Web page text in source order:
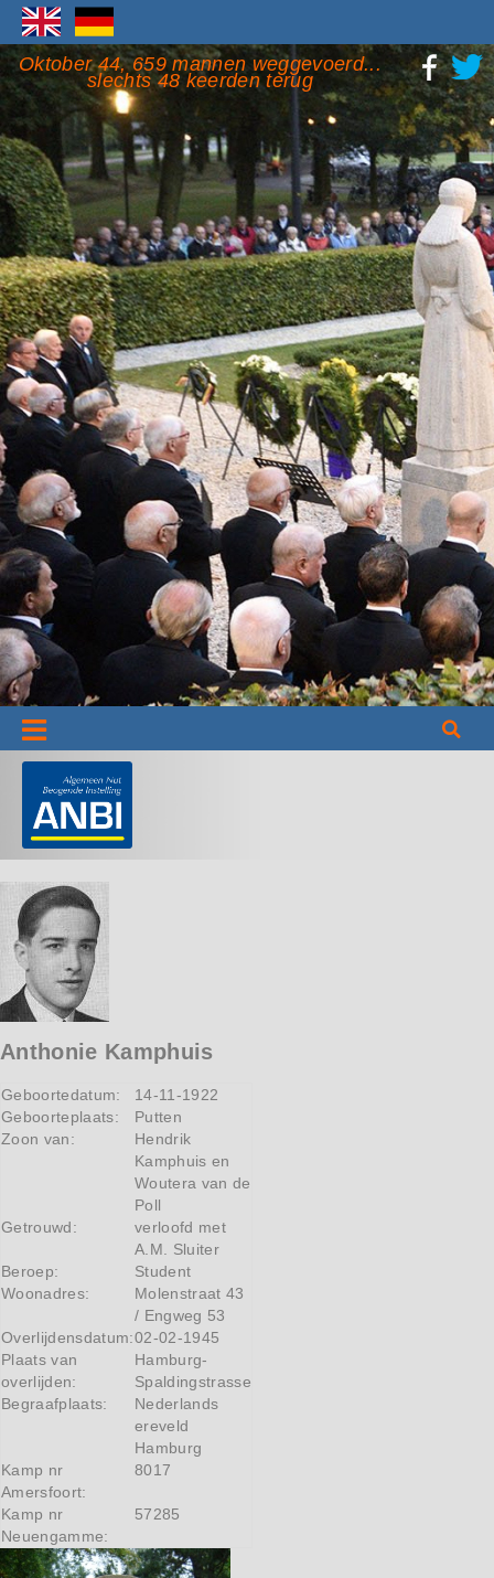
Oktober 44, 659 mannen weggevoerd...
slechts 48 keerden terug
Informatie
Anthonie Kamphuis
Geboortedatum:
14-11-1922
Geboorteplaats:
Putten
Zoon van:
Hendrik
Kamphuis en
Woutera van de
Poll
Getrouwd:
verloofd met
A.M. Sluiter
Beroep:
Student
Woonadres:
Molenstraat 43
/ Engweg 53
Overlijdensdatum:02-02-1945
Plaats van
overlijden:
Hamburg-
Spaldingstrasse
Begraafplaats:
Nederlands
ereveld
Hamburg
Kamp nr
Amersfoort:
8017
Kamp nr
Neuengamme:
57285